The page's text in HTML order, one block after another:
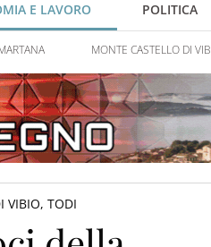
E LAVORO POLITICA
MONTE CASTELLO DI
VIBIO, TODI